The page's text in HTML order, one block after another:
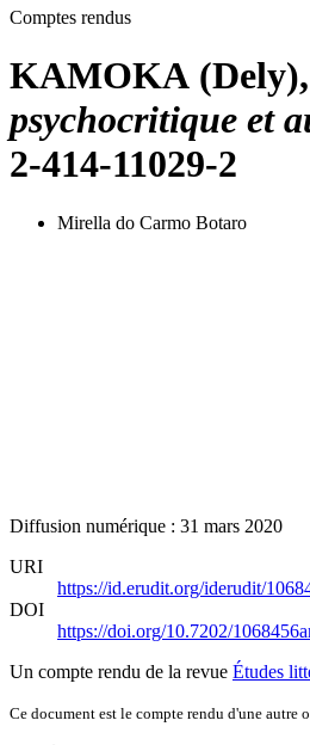
Comptes rendus
KAMOKA (Dely),
psychocritique et
2-414-11029-2
Mirella do Carmo Botaro
Diffusion numérique : 31 mars 2020
URI
https://id.erudit.org/iderudit/
DOI
https://doi.org/10.7202/
Un compte rendu de la revue Études
Ce document est le compte rendu d'une